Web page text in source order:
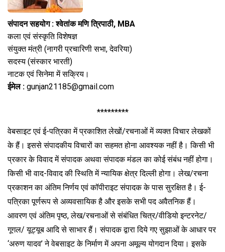
संपादन सहयोग : श्वेतांक मणि त्रिपाठी, MBA
कला एवं संस्कृति विशेषज्ञ
संयुक्त मंत्री (नागरी प्रचारिणी सभा, देवरिया)
सदस्य (संस्कार भारती)
नाटक एवं सिनेमा में सक्रिय।
ईमेल : gunjan21185@gmail.com
*********
वेबसाइट एवं ई-पत्रिका में प्रकाशित लेखों/रचनाओं में व्यक्त विचार लेखकों
के हैं। इससे संपादकीय विचारों का सहमत होना आवश्यक नहीं है। किसी भी
प्रकार के विवाद में संपादक अथवा संपादक मंडल का कोई संबंध नहीं होगा।
किसी भी वाद-विवाद की स्थिति में न्यायिक क्षेत्र दिल्ली होगा। लेख/रचना
प्रकाशन का अंतिम निर्णय एवं कॉपीराइट संपादक के पास सुरक्षित है। ई-
पत्रिका पूर्णरूप से अव्यवसायिक है और इसके सभी पद अवैतनिक हैं।
आवरण एवं अंतिम पृष्ठ, लेख/रचनाओं से संबंधित चित्र/वीडियो इन्टरनेट/
गूगल/ यूट्यूब आदि से साभार हैं। संपादक द्वारा दिये गए सुझाओं के आधार पर
‘अरुण यादव’ ने वेबसाइट के निर्माण में अपना अमूल्य योगदान दिया। इसके